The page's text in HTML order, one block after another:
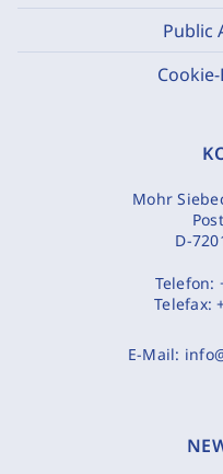
Public
Mohr
D-
Telefon:
Telefax:
E-Mail: